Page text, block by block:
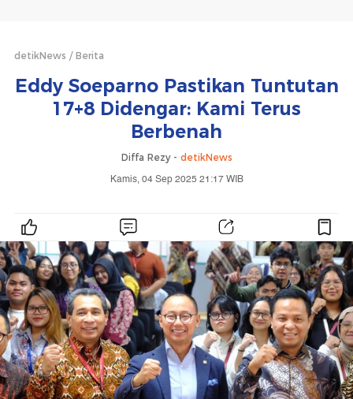
detikNews Berita
Eddy Soeparno Pastikan Tuntutan
17+8 Didengar: Kami Terus
Berbenah
Diffa Rezy - detikNews
Kamis, 04 Sep 2025 21:17 WIB